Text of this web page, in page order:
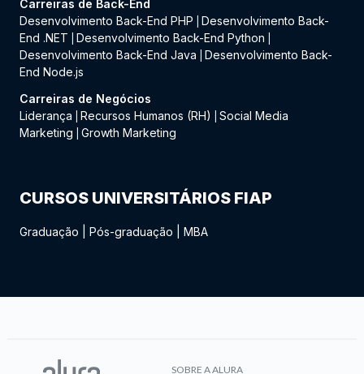
Carreiras de Back-End
Desenvolvimento Back-End PHP
Desenvolvimento Back-
End .NET
Desenvolvimento Back-End Python
Desenvolvimento Back-End Java
Desenvolvimento Back-
End Node.js
Carreiras de Negócios
Liderança
Recursos Humanos (RH)
Social Media
Marketing
Growth Marketing
CURSOS UNIVERSITÁRIOS FIAP
Graduação Pós-graduação MBA
SOBRE A ALURA